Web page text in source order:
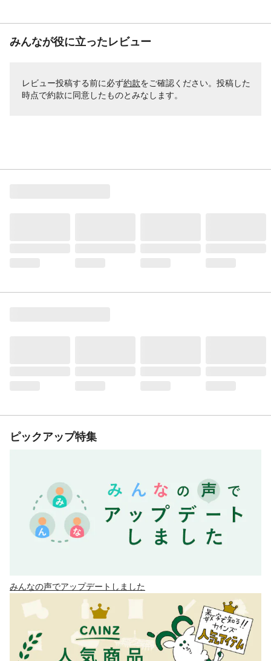
みんなが役に立ったレビュー
レビュー投稿する前に必ず約款をご確認ください。投稿した
時点で約款に同意したものとみなします。
ピックアップ特集
みんなの声でアップデートしました